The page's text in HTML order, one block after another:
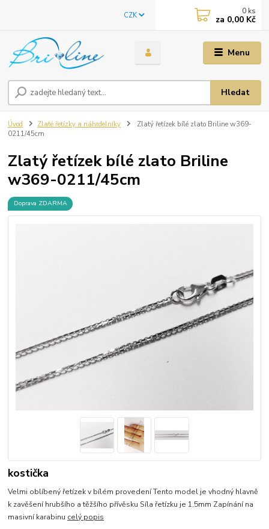
Menu
CZK
Hledat
0 ks
za 0,00 Kč
Úvod Zlaté řetízky a náhrdelníky
Zlatý řetízek bílé zlato Briline w369-
0211/45cm
Zlatý řetízek bílé zlato Briline
w369-0211/45cm
Doprava ZDARMA
kostička
Velmi oblíbený řetízek v bílém provedení Tento model je vhodný hlavně
k zavěšení hrubšího a těžšího přívěsku Síla řetízku je 1,5mm Zapínání na
masivní karabinu celý popis